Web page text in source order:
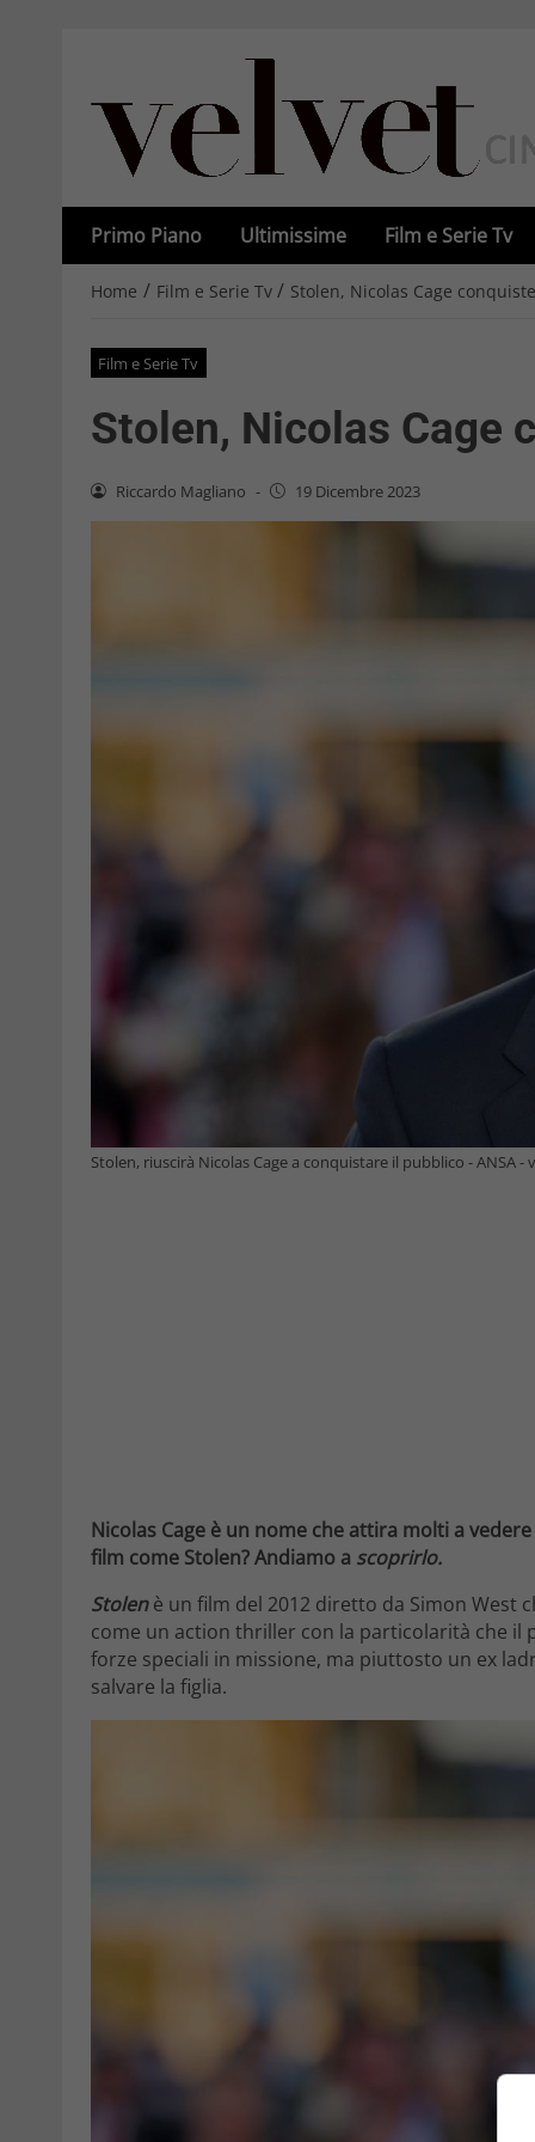
Primo Piano Ultimissime Film e Serie Tv
Home / Film e Serie Tv / Stolen, Nicolas Cage
Film e Serie Tv
Stolen, Nicolas Cage
Riccardo Magliano - 19 Dicembre 2023
Stolen, riuscirà Nicolas Cage a conquistare il pubblico - ANSA -
Nicolas Cage è un nome che attira molti a
film come Stolen? Andiamo a scoprirlo.
Stolenè un film del 2012 diretto da Simon West
come un action thriller con la particolarità che
forze speciali in missione, ma piuttosto un ex
salvare la figlia.